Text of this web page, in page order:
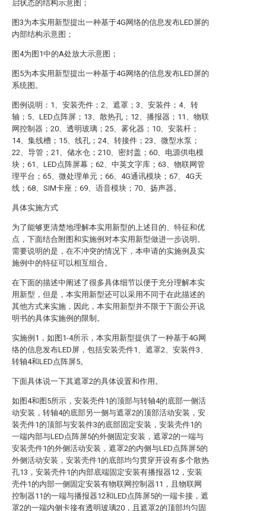
启状态的结构示意图；
图3为本实用新型提出一种基于4G网络的信息发布LED屏的
内部结构示意图；
图4为图1中的A处放大示意图；
图5为本实用新型提出一种基于4G网络的信息发布LED屏的
系统图。
图例说明：1、安装壳件；2、遮罩；3、安装件；4、转
轴；5、LED点阵屏；13、散热孔；12、播报器；11、物联
网控制器；20、透明玻璃；25、雾化器；10、安装杆；
14、集线槽；15、线孔；24、转接件；23、微型水泵；
22、导管；21、储水仓；210、密封盖；60、电源供电模
块；61、LED点阵屏幕；62、中英文字库；63、物联网管
理平台；65、微处理单元；66、4G通讯模块；67、4G天
线；68、SIM卡座；69、语音模块；70、扬声器。
具体实施方式
为了能够更清楚地理解本实用新型的上述目的、特征和优
点，下面结合附图和实施例对本实用新型做进一步说明。
需要说明的是，在不冲突的情况下，本申请的实施例及实
施例中的特征可以相互组合。
在下面的描述中阐述了很多具体细节以便于充分理解本实
用新型，但是，本实用新型还可以采用不同于在此描述的
其他方式来实施，因此，本实用新型并不限于下面公开说
明书的具体实施例的限制。
实施例1，如图1-4所示，本实用新型提供了一种基于4G网
络的信息发布LED屏，包括安装壳件1、遮罩2、安装件3、
转轴4和LED点阵屏5。
下面具体说一下其遮罩2的具体设置和作用。
如图4和图5所示，安装壳件1的顶部与转轴4的底部一侧活
动安装，转轴4的底部另一侧与遮罩2的顶部活动安装，安
装壳件1的顶部与安装件3的底部固定安装，安装壳件1的
一端内部与LED点阵屏5的外侧固定安装，遮罩2的一端与
安装壳件1的外侧活动安装，遮罩2的内侧与LED点阵屏5的
外侧活动安装，安装壳件1的底部均匀贯穿开设有多个散热
孔13，安装壳件1的内部底端固定安装有播报器12，安装
壳件1的内部一侧固定安装有物联网控制器11，且物联网
控制器11的一端与播报器12和LED点阵屏5的一端卡接，遮
罩2的一端内侧卡接有透明玻璃20，且遮罩2的顶部均匀固